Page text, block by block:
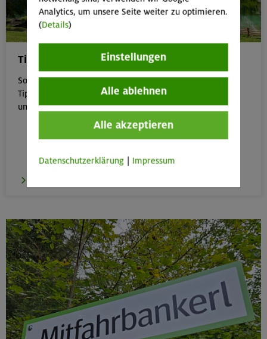
Tipps für Bergtouren im Sommer
Sommer in den Bergen genießen – aber sicher: Unsere
Tipps zu Hitze, Gewitter & Co. helfen dir, entspannt
unterwegs zu bleiben.
Analytics, um unsere Seite weiter zu optimieren.
(Details)
Einstellungen
Alle ablehnen
Alle akzeptieren
Datenschutzerklärung Impressum